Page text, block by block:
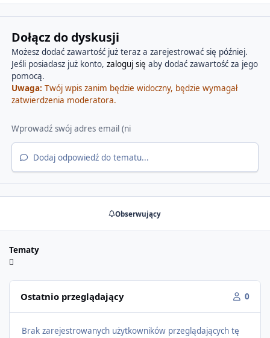
Dołącz do dyskusji
Możesz dodać zawartość już teraz a zarejestrować się później.
Jeśli posiadasz już konto, zaloguj się aby dodać zawartość za jego
pomocą.
Uwaga: Twój wpis zanim będzie widoczny, będzie wymagał
zatwierdzenia moderatora.
Dodaj odpowiedź do tematu...
Obserwujący
Tematy
Ostatnio przeglądający 0
Brak zarejestrowanych użytkowników przeglądających tę